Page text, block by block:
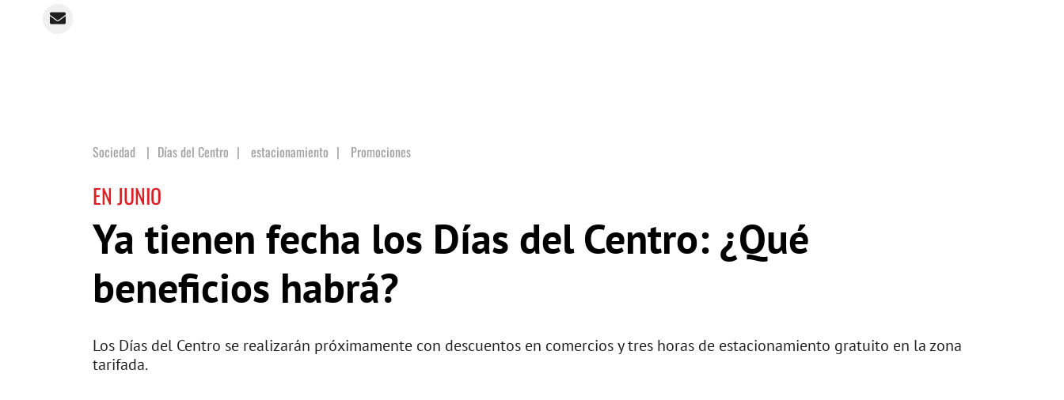
Sociedad Días del Centro | estacionamiento | Promociones
EN JUNIO
Ya tienen fecha los Días del Centro: ¿Qué
beneficios habrá?
Los Días del Centro se realizarán próximamente con descuentos en comercios y tres horas de estacionamiento gratuito en la zona
tarifada.